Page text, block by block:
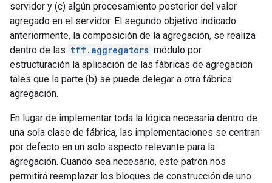
servidor y (c) algún procesamiento posterior del valor
agregado en el servidor. El segundo objetivo indicado
anteriormente, la composición de la agregación, se realiza
dentro de las tff.aggregators módulo por
estructuración la aplicación de las fábricas de agregación
tales que la parte (b) se puede delegar a otra fábrica
agregación.
En lugar de implementar toda la lógica necesaria dentro de
una sola clase de fábrica, las implementaciones se centran
por defecto en un solo aspecto relevante para la
agregación. Cuando sea necesario, este patrón nos
permitirá reemplazar los bloques de construcción de uno